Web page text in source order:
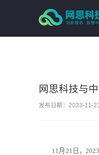
网思科技与
发布日期：2023-11-
11月21日，